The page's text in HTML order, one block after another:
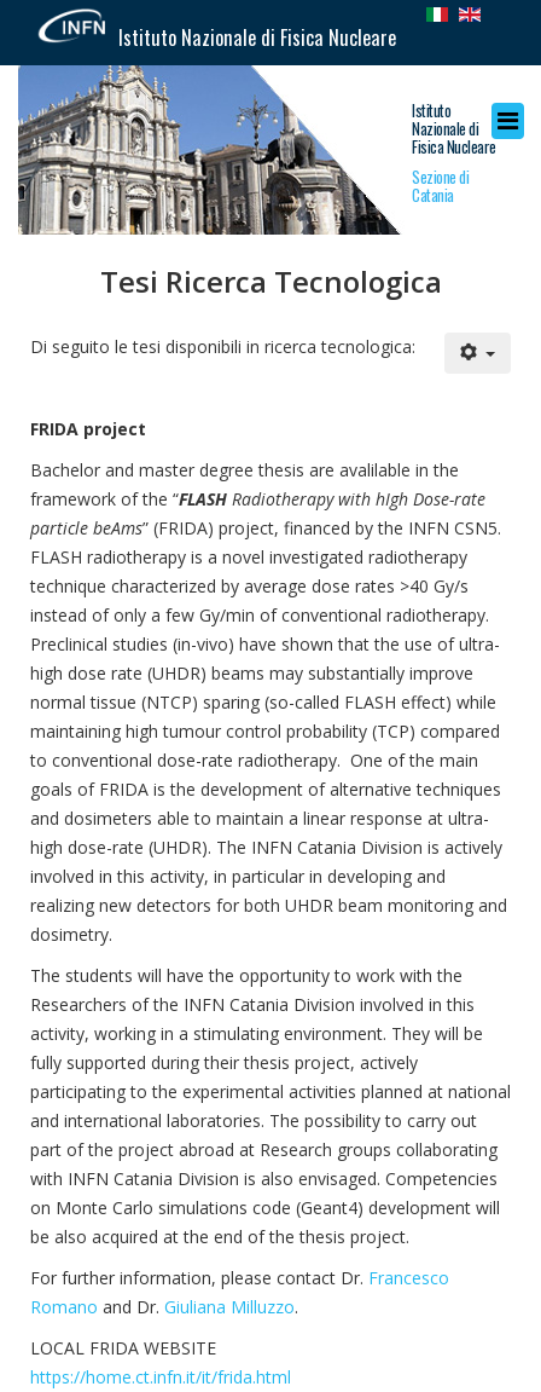
Istituto Nazionale di Fisica Nucleare
Istituto
Nazionale di
Fisica Nucleare
Sezione di
Catania
Tesi Ricerca Tecnologica
Di seguito le tesi disponibili in ricerca tecnologica:
FRIDA project
Bachelor and master degree thesis are avalilable in the
framework of the “FLASH Radiotherapy with hIgh Dose-rate
particle beAms” (FRIDA) project, financed by the INFN CSN5.
FLASH radiotherapy is a novel investigated radiotherapy
technique characterized by average dose rates >40 Gy/s
instead of only a few Gy/min of conventional radiotherapy.
Preclinical studies (in-vivo) have shown that the use of ultra-
high dose rate (UHDR) beams may substantially improve
normal tissue (NTCP) sparing (so-called FLASH effect) while
maintaining high tumour control probability (TCP) compared
to conventional dose-rate radiotherapy. One of the main
goals of FRIDA is the development of alternative techniques
and dosimeters able to maintain a linear response at ultra-
high dose-rate (UHDR). The INFN Catania Division is actively
involved in this activity, in particular in developing and
realizing new detectors for both UHDR beam monitoring and
dosimetry.
The students will have the opportunity to work with the
Researchers of the INFN Catania Division involved in this
activity, working in a stimulating environment. They will be
fully supported during their thesis project, actively
participating to the experimental activities planned at national
and international laboratories. The possibility to carry out
part of the project abroad at Research groups collaborating
with INFN Catania Division is also envisaged. Competencies
on Monte Carlo simulations code (Geant4) development will
be also acquired at the end of the thesis project.
For further information, please contact Dr. Francesco
Romano and Dr. Giuliana Milluzzo.
LOCAL FRIDA WEBSITE
https://home.ct.infn.it/it/frida.html